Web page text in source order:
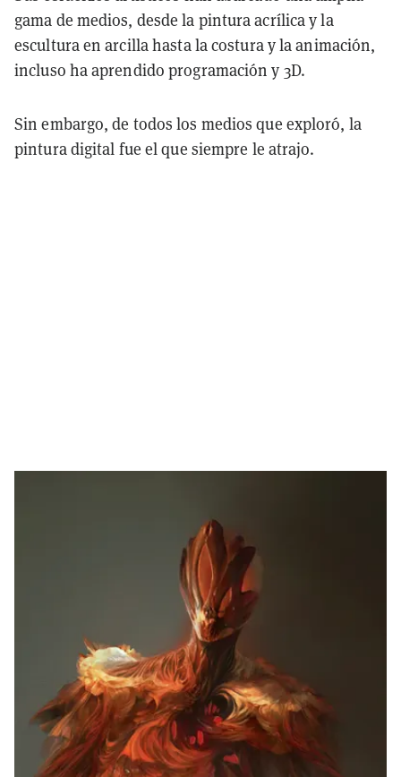
gama de medios, desde la pintura acrílica y la
escultura en arcilla hasta la costura y la animación,
incluso ha aprendido programación y 3D.
Sin embargo, de todos los medios que exploró, la
pintura digital fue el que siempre le atrajo.